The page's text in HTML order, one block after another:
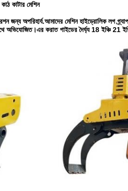
কাটার মেশিন
জন্য অপরিহার্য.আমাদের মেশিন হাইড্রোলিক লগ
করাত গাইডের দৈর্ঘ্য 18 ইঞ্চি 21